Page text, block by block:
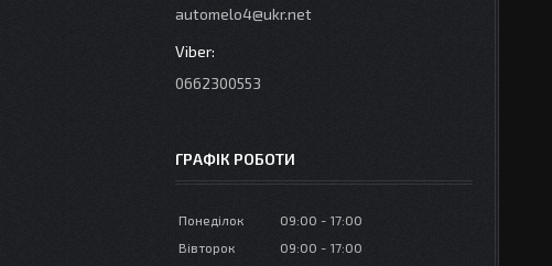
automelo4@ukr.net
0662300553
ГРАФІК РОБОТИ
Понеділок 09:00
17:00
Вівторок
09:00
17:00